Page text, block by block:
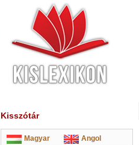
Kisszótár
Magyar
Angol